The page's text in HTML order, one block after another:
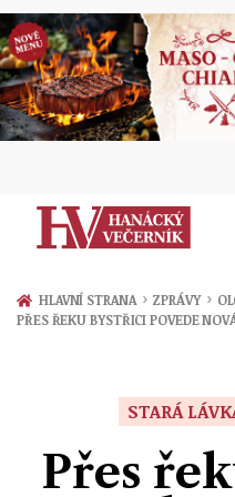
Zprávy
Přerov
Ekonomika
Ženy
Sport
HLAVNÍ STRANA › ZPRÁVY ›
PŘES ŘEKU BYSTŘICI POVEDE
STARÁ
Přes